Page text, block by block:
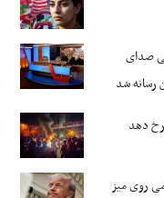
صدای
رسانه شد
دهد
روی میز